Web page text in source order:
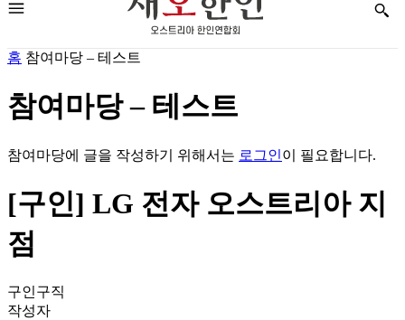
홈 참여마당 – 테스트
참여마당 – 테스트
참여마당에 글을 작성하기 위해서는 로그인이 필요합니다.
[구인] LG 전자 오스트리아 지
점
구인구직
작성자